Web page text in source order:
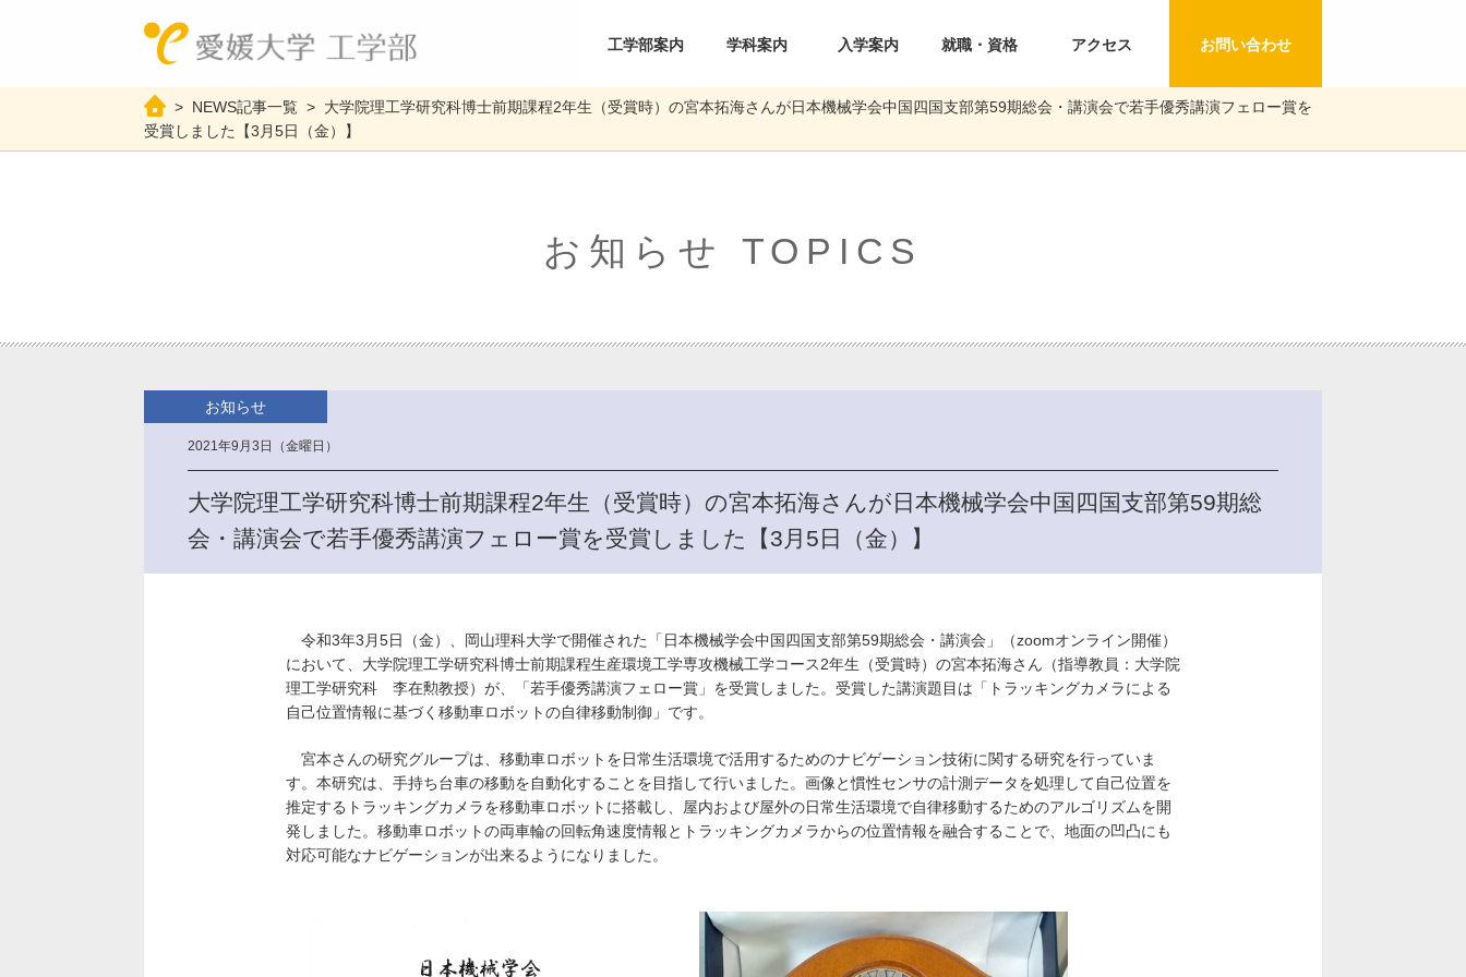
工学部案内
工学部について
教員一覧
学科案内
機械・システム
電気・情報
材料・化学
土木・環境
海事産業
入学案内 就職・資格 アクセス お問い合わせ
> NEWS記事一覧 > 大学院理工学研究科博士前期課程2年生（受賞時）の宮本拓海さんが日本機械学会中国四国支部第59期総会・講演会で若手優秀講演フェロー賞を
受賞しました【3月5日（金）】
お知らせ TOPICS
お知らせ
2021年9月3日（金曜日）
大学院理工学研究科博士前期課程2年生（受賞時）の宮本拓海さんが日本機械学会中国四国支部第59期総
会・講演会で若手優秀講演フェロー賞を受賞しました【3月5日（金）】
令和3年3月5日（金）、岡山理科大学で開催された「日本機械学会中国四国支部第59期総会・講演会」（zoomオンライン開催）
において、大学院理工学研究科博士前期課程生産環境工学専攻機械工学コース2年生（受賞時）の宮本拓海さん（指導教員：大学院
理工学研究科 李在勲教授）が、「若手優秀講演フェロー賞」を受賞しました。受賞した講演題目は「トラッキングカメラによる
自己位置情報に基づく移動車ロボットの自律移動制御」です。
宮本さんの研究グループは、移動車ロボットを日常生活環境で活用するためのナビゲーション技術に関する研究を行っていま
す。本研究は、手持ち台車の移動を自動化することを目指して行いました。画像と慣性センサの計測データを処理して自己位置を
推定するトラッキングカメラを移動車ロボットに搭載し、屋内および屋外の日常生活環境で自律移動するためのアルゴリズムを開
発しました。移動車ロボットの両車輪の回転角速度情報とトラッキングカメラからの位置情報を融合することで、地面の凹凸にも
対応可能なナビゲーションが出来るようになりました。